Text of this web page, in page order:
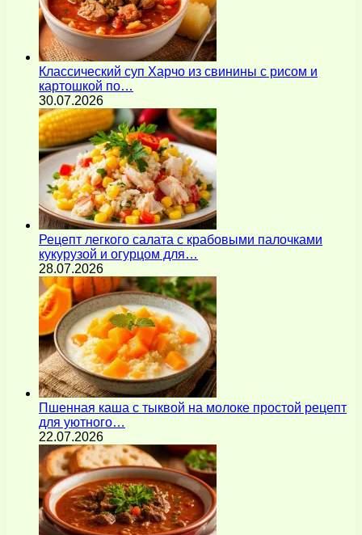
Классический суп Харчо из свинины с рисом и
картошкой по…
30.07.2026
Рецепт легкого салата с крабовыми палочками
кукурузой и огурцом для…
28.07.2026
Пшенная каша с тыквой на молоке простой рецепт
для уютного…
22.07.2026